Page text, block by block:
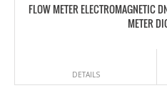
FLOW METER ELECTROMAGNETIC
METER
DETAILS